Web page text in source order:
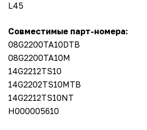
L45
Совместимые парт-номера:
08G2200TA10DTB
08G2200TA10M
14G2212TS10
14G2202TS10MTB
14G2212TS10NT
H000005610